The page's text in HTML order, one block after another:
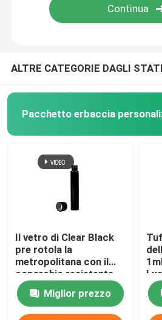
Il vetro pre rotola la
Barattolo di vetro del
Bottiglia di vetro del
Macina tabacco alle erbe
Cono pre-roll
ALTRE CATEGORIE DAGLI
Pacchetto erbaccia
Il vetro di Clear Black
pre rotola la
metropolitana con il
coperchio resistente
22x116mm della vite
del bambinoMiglior prezzo